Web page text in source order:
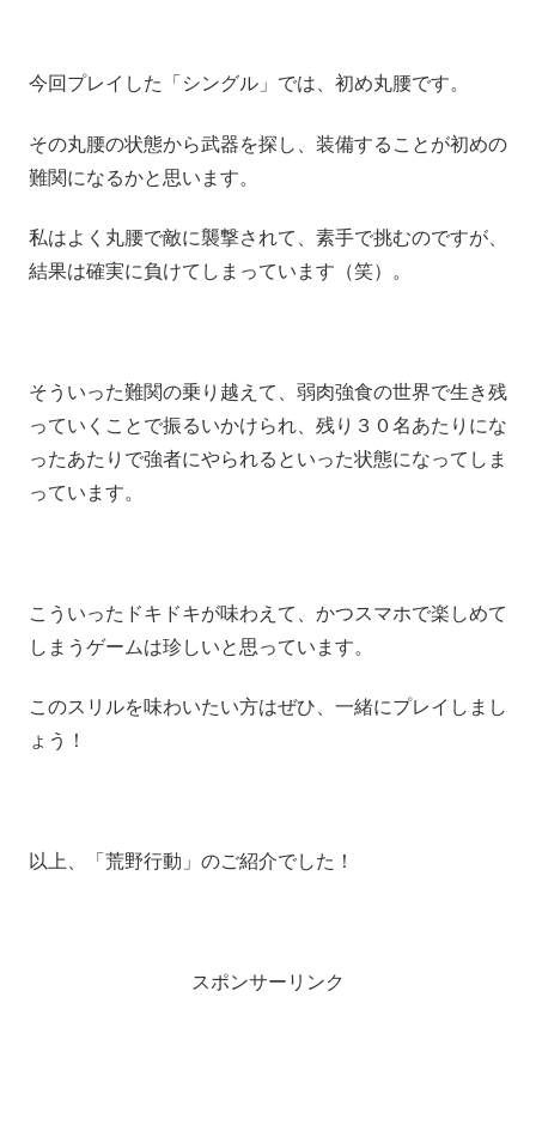
今回プレイした「シングル」では、初め丸腰です。
その丸腰の状態から武器を探し、装備することが初めの
難関になるかと思います。
私はよく丸腰で敵に襲撃されて、素手で挑むのですが、
結果は確実に負けてしまっています（笑）。
そういった難関の乗り越えて、弱肉強食の世界で生き残
っていくことで振るいかけられ、残り３０名あたりにな
ったあたりで強者にやられるといった状態になってしま
っています。
こういったドキドキが味わえて、かつスマホで楽しめて
しまうゲームは珍しいと思っています。
このスリルを味わいたい方はぜひ、一緒にプレイしまし
ょう！
以上、「荒野行動」のご紹介でした！
スポンサーリンク